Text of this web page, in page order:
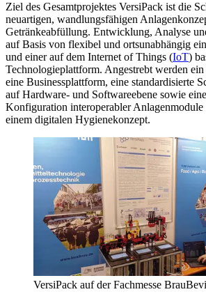
Ziel des Gesamtprojektes VersiPack ist die
neuartigen, wandlungsfähigen
Getränkeabfüllung. Entwicklung, Analyse
auf Basis von flexibel und ortsunabhängig
und einer auf dem Internet of Things (IoT)
Technologieplattform. Angestrebt werden
eine Businessplattform, eine standardisierte
auf Hardware- und Softwareebene sowie
Konfiguration interoperabler
einem digitalen Hygienekonzept.
VersiPack auf der Fachmesse